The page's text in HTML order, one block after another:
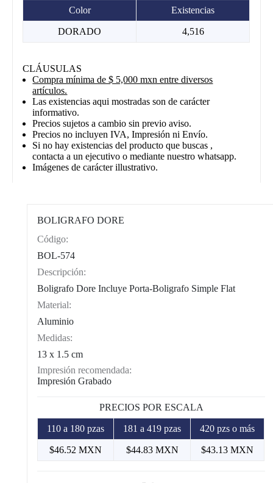
Color Existencias
DORADO 4,516
CLÁUSULAS
Compra mínima de $ 5,000 mxn entre diversos
artículos.
Las existencias aqui mostradas son de carácter
informativo.
Precios sujetos a cambio sin previo aviso.
Precios no incluyen IVA, Impresión ni Envío.
Si no hay existencias del producto que buscas ,
contacta a un ejecutivo o mediante nuestro whatsapp.
Imágenes de carácter illustrativo.
BOLIGRAFO DORE
Código:
BOL-574
Descripción:
Boligrafo Dore Incluye Porta-Boligrafo Simple Flat
Material:
Aluminio
Medidas:
13 x 1.5 cm
Impresión recomendada:
Impresión Grabado
PRECIOS POR ESCALA
110 a 180 pzas 181 a 419 pzas 420 pzs o más
$46.52 MXN $44.83 MXN $43.13 MXN